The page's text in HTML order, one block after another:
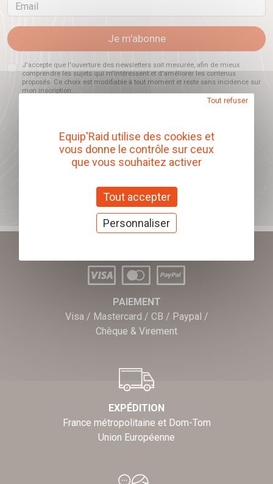
Email
Je m'abonne
J'accepte que l'ouverture des newsletters soit mesurée, afin de mieux
comprendre les sujets qui m'intéressent et d'améliorer les contenus
proposés. Ce choix est modifiable à tout moment et reste sans incidence sur
mon inscription.
Offrez nos chèques
cadeaux
J'offre des chèques cadeaux
PAIEMENT
Visa / Mastercard / CB / Paypal /
Chèque & Virement
EXPÉDITION
France métropolitaine et Dom-Tom
Union Européenne
Equip'Raid utilise des cookies et
vous donne le contrôle sur ceux
que vous souhaitez activer
Tout accepter
Tout refuser
Personnaliser